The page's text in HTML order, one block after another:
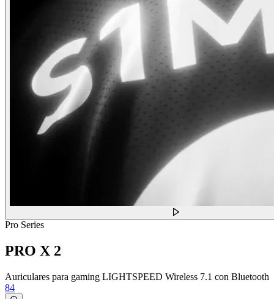
Pro Series
PRO X 2
Auriculares para gaming LIGHTSPEED Wireless 7.1 con Bluetooth
84